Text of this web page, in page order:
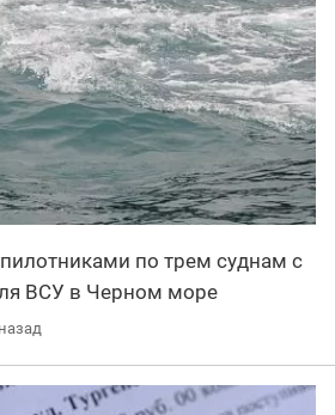
по трем суднам с
ВСУ в Черном море